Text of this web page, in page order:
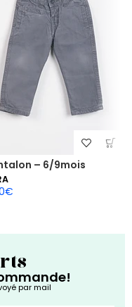
– 6/9mois
€
par mail